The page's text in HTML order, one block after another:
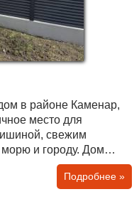
Каменар,
свежим
и городу. Дом
улице, в спокойном
стороны, чтоПодробнее »